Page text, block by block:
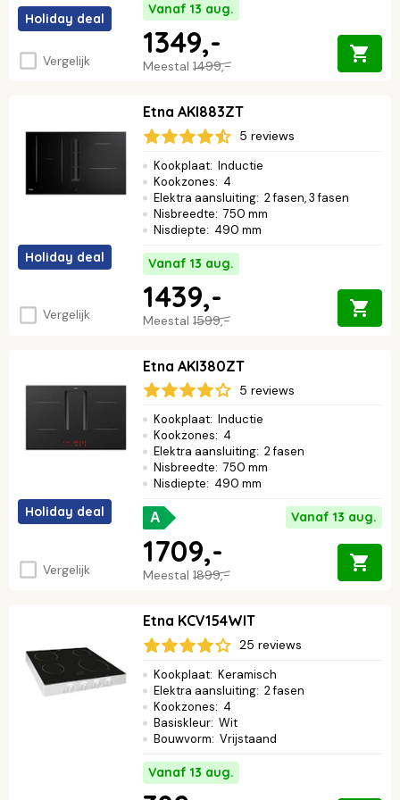
Holiday deal
Vergelijk
Vanaf 13 aug.
Meestal 1499,-
1349,-
Holiday deal
Vergelijk
Etna AKI883ZT
5 reviews
Kookplaat: Inductie
Kookzones: 4
Elektra aansluiting: 2 fasen, 3 fasen
Nisbreedte: 750 mm
Nisdiepte: 490 mm
Vanaf 13 aug.
Meestal 1599,-
1439,-
Holiday deal
Vergelijk
Etna AKI380ZT
5 reviews
Kookplaat: Inductie
Kookzones: 4
Elektra aansluiting: 2 fasen
Nisbreedte: 750 mm
Nisdiepte: 490 mm
A Vanaf 13 aug.
Meestal 1899,-
1709,-
Etna KCV154WIT
25 reviews
Kookplaat: Keramisch
Elektra aansluiting: 2 fasen
Kookzones: 4
Basiskleur: Wit
Bouwvorm: Vrijstaand
Vanaf 13 aug.